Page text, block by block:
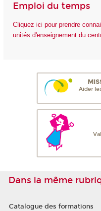
Emploi du temps
Cliquez ici pour prendre
unités d'enseignement du
Aider
Dans la même
Catalogue des formations